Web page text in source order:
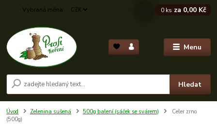
Menu
CZK
Hledat
0 ks za 0,00 Kč
Úvod Zelenina sušená 500g balení (sáček se svárem)
Celer zrno
(500g)